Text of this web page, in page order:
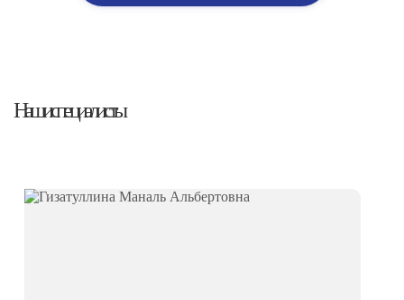
Наши специалисты